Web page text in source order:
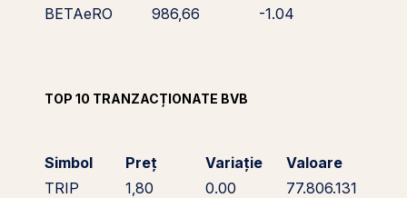
BETAeRO
986,66 -1.04
TOP 10 TRANZACȚIONATE BVB
Simbol Preț Variație
Valoare
TRIP
1,80 0.00
77.806.131